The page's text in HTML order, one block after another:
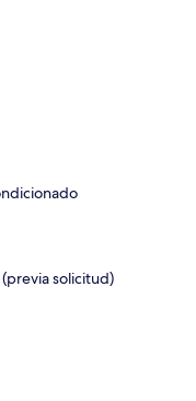
solicitud)